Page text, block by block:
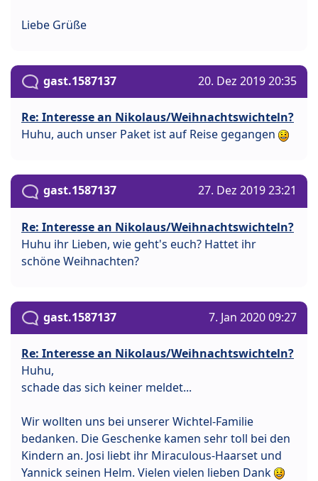
Liebe Grüße
gast.1587137 20. Dez 2019 20:35
Re: Interesse an Nikolaus/Weihnachtswichteln?
Huhu, auch unser Paket ist auf Reise gegangen
gast.1587137 27. Dez 2019 23:21
Re: Interesse an Nikolaus/Weihnachtswichteln?
Huhu ihr Lieben, wie geht's euch? Hattet ihr
schöne Weihnachten?
gast.1587137 7. Jan 2020 09:27
Re: Interesse an Nikolaus/Weihnachtswichteln?
Huhu,
schade das sich keiner meldet...
Wir wollten uns bei unserer Wichtel-Familie
bedanken. Die Geschenke kamen sehr toll bei den
Kindern an. Josi liebt ihr Miraculous-Haarset und
Yannick seinen Helm. Vielen vielen lieben Dank